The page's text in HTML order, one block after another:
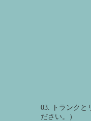
03. トランクと
ださい。）